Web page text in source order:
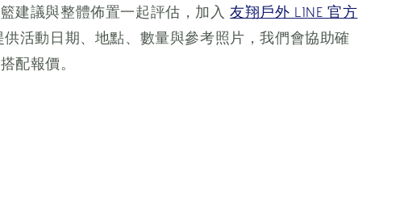
建議與整體佈置一起評估，加入友翔戶外 LINE 官方
供活動日期、地點、數量與參考照片，我們會協助確
配報價。